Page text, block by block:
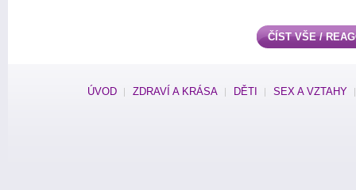
ČÍST VŠE /
ÚVOD ZDRAVÍ A KRÁSA DĚTI SEX A VZTAHY